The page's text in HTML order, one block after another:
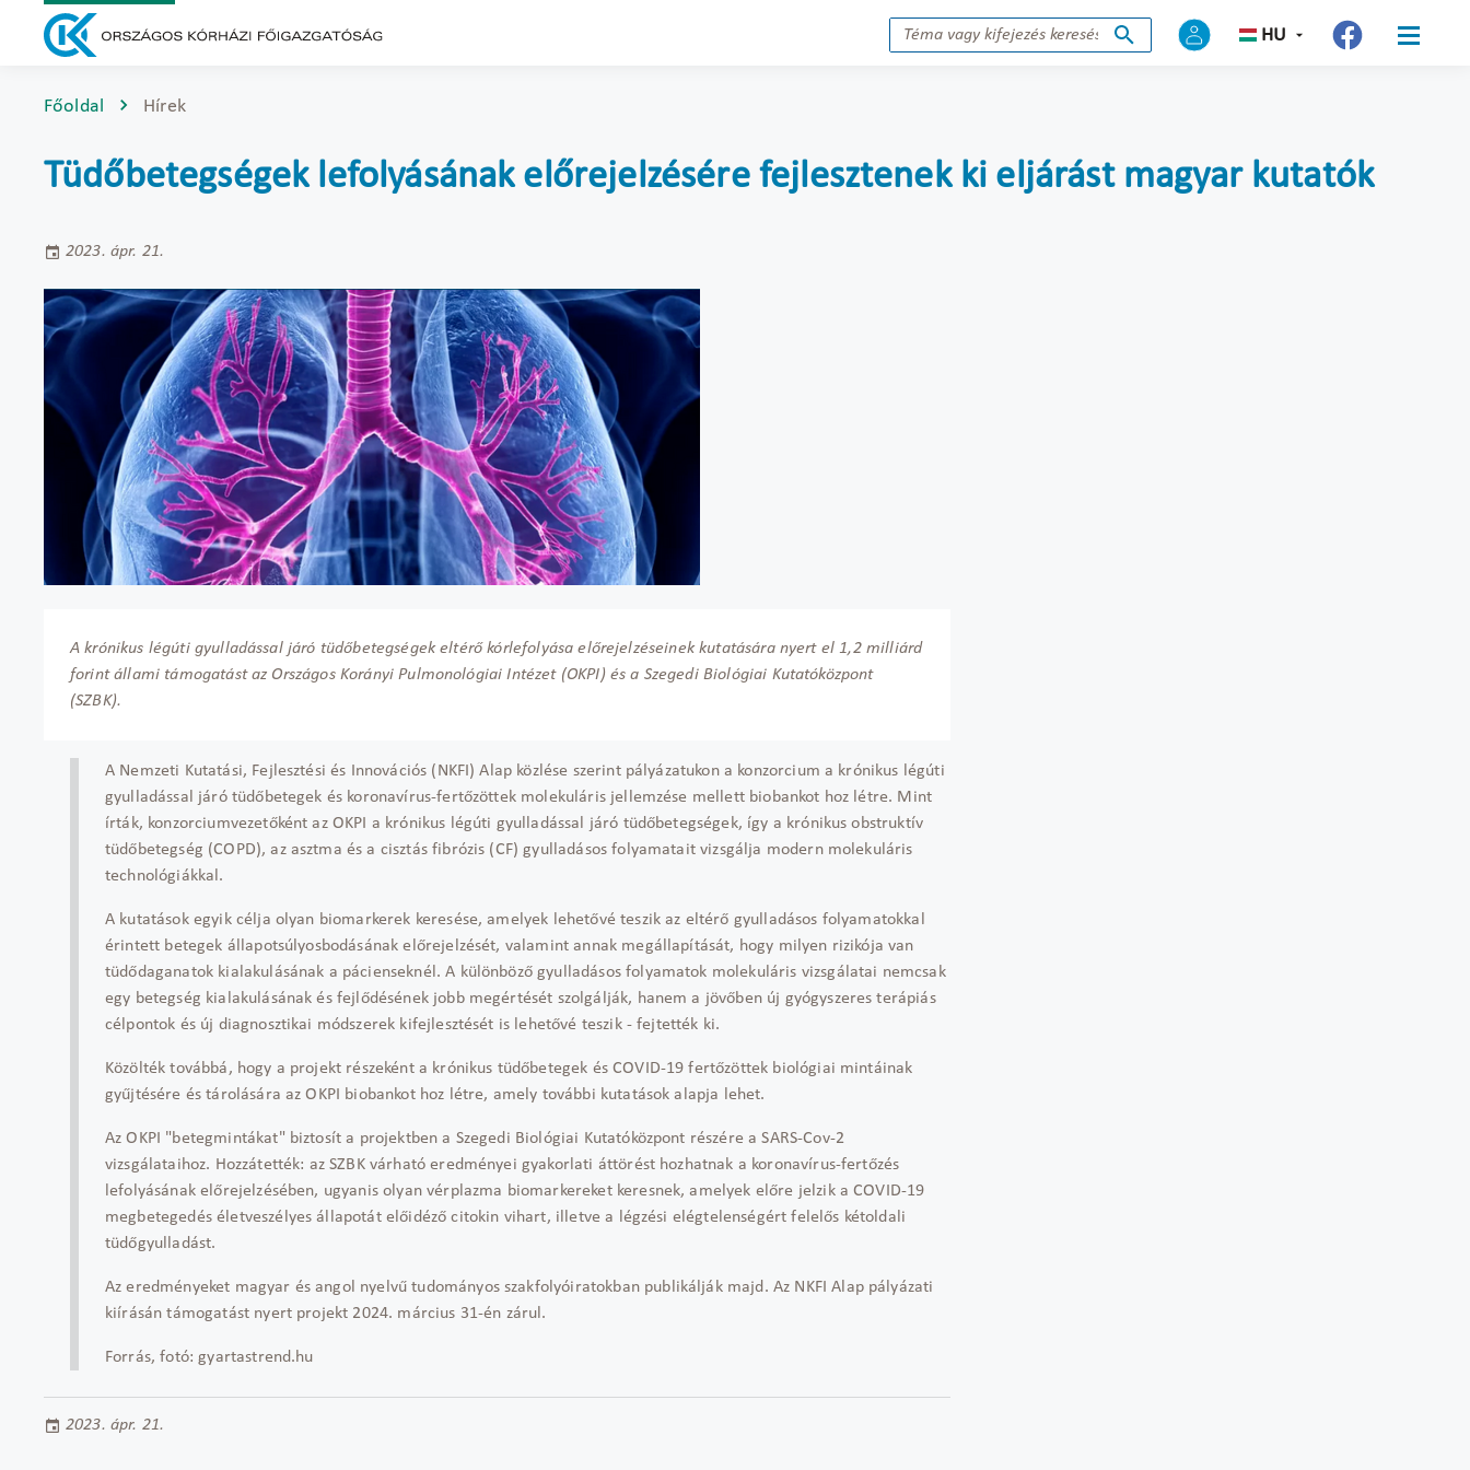
HU
Főoldal Hírek
Tüdőbetegségek lefolyásának előrejelzésére fejlesztenek ki eljárást magyar kutatók
2023. ápr. 21.
A krónikus légúti gyulladással járó tüdőbetegségek eltérő kórlefolyása előrejelzéseinek kutatására nyert el 1,2 milliárd
forint állami támogatást az Országos Korányi Pulmonológiai Intézet (OKPI) és a Szegedi Biológiai Kutatóközpont
(SZBK).
A Nemzeti Kutatási, Fejlesztési és Innovációs (NKFI) Alap közlése szerint pályázatukon a konzorcium a krónikus légúti
gyulladással járó tüdőbetegek és koronavírus-fertőzöttek molekuláris jellemzése mellett biobankot hoz létre. Mint
írták, konzorciumvezetőként az OKPI a krónikus légúti gyulladással járó tüdőbetegségek, így a krónikus obstruktív
tüdőbetegség (COPD), az asztma és a cisztás fibrózis (CF) gyulladásos folyamatait vizsgálja modern molekuláris
technológiákkal.
A kutatások egyik célja olyan biomarkerek keresése, amelyek lehetővé teszik az eltérő gyulladásos folyamatokkal
érintett betegek állapotsúlyosbodásának előrejelzését, valamint annak megállapítását, hogy milyen rizikója van
tüdődaganatok kialakulásának a pácienseknél. A különböző gyulladásos folyamatok molekuláris vizsgálatai nemcsak
egy betegség kialakulásának és fejlődésének jobb megértését szolgálják, hanem a jövőben új gyógyszeres terápiás
célpontok és új diagnosztikai módszerek kifejlesztését is lehetővé teszik - fejtették ki.
Közölték továbbá, hogy a projekt részeként a krónikus tüdőbetegek és COVID-19 fertőzöttek biológiai mintáinak
gyűjtésére és tárolására az OKPI biobankot hoz létre, amely további kutatások alapja lehet.
Az OKPI "betegmintákat" biztosít a projektben a Szegedi Biológiai Kutatóközpont részére a SARS-Cov-2
vizsgálataihoz. Hozzátették: az SZBK várható eredményei gyakorlati áttörést hozhatnak a koronavírus-fertőzés
lefolyásának előrejelzésében, ugyanis olyan vérplazma biomarkereket keresnek, amelyek előre jelzik a COVID-19
megbetegedés életveszélyes állapotát előidéző citokin vihart, illetve a légzési elégtelenségért felelős kétoldali
tüdőgyulladást.
Az eredményeket magyar és angol nyelvű tudományos szakfolyóiratokban publikálják majd. Az NKFI Alap pályázati
kiírásán támogatást nyert projekt 2024. március 31-én zárul.
Forrás, fotó: gyartastrend.hu
2023. ápr. 21.